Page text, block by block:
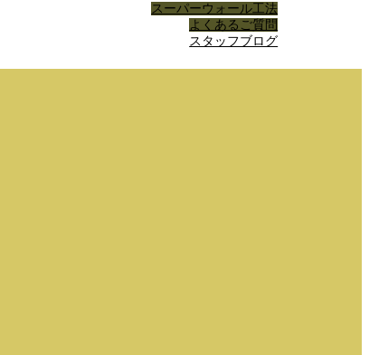
スーパーウォール工法
よくあるご質問
スタッフブログ